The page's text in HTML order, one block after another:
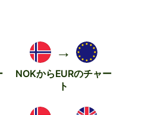
→
NOKからEURのチャー
ト